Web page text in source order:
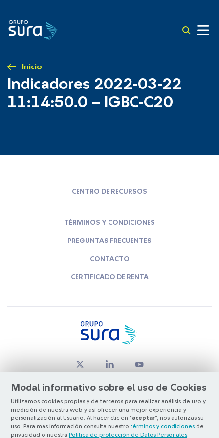
Inicio
Indicadores 2022-03-22
11:14:50.0 – IGBC-C20
Modal informativo sobre el uso de Cookies
Utilizamos cookies propias y de terceros para realizar análisis de uso y
medición de nuestra web y así ofrecer una mejor experiencia y
personalización al Usuario. Al hacer clic en “aceptar”, nos autorizas su
uso. Para más información consulta nuestro términos y condiciones de
privacidad o nuestra Política de protección de Datos Personales
CENTRO DE RECURSOS
TÉRMINOS Y CONDICIONES
PREGUNTAS FRECUENTES
CONTACTO
CERTIFICADO DE RENTA
© Copyright Grupo SURA 2026